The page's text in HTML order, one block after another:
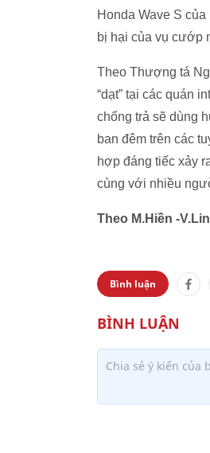
Honda Wave S
bị hại của vụ cướp
Theo Thượng tá
“dạt” tại các quán
chống trả sẽ dùng
ban đêm trên các
hợp đáng tiếc xảy
cùng với nhiều
Theo M.Hiền -
Bình luận